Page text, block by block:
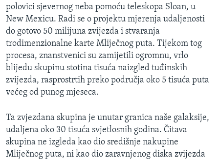
O GLASU AMERIKE
Learning English
PRATITE NAS
polovici sjevernog neba pomoću teleskopa Sloan, u
New Mexicu. Radi se o projektu mjerenja udaljenosti
do gotovo 50 milijuna zvijezda i stvaranja
trodimenzionalne karte Mliječnog puta. Tijekom tog
procesa, znanstvenici su zamijetili ogromnu, vrlo
blijedu skupinu stotina tisuća naizgled tuđinskih
zvijezda, rasprostrtih preko područja oko 5 tisuća puta
većeg od punog mjeseca.
Ta zvjezdana skupina je unutar granica naše galaksije,
udaljena oko 30 tisuća svjetlosnih godina. Čitava
skupina ne izgleda kao dio središnje nakupine
Mliječnog puta, ni kao dio zaravnjenog diska zvijezda